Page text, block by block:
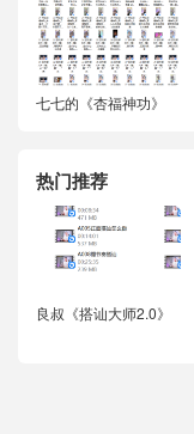
七七的《杏福神功》
热门推荐
良叔《搭讪大师2.0》